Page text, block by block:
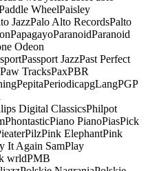
WheelPaisley
JazzPalo Alto RecordsPalto
PapagayoParanoidParanoid
Odeon
Passport JazzPast Perfect
Paw TracksPaxPBR
PepitaPeriodicapgLangPGP
Digital ClassicsPhilpot
PhontasticPiano PianoPiasPick
PilzPink ElephantPink
It Again SamPlay
wrldPMB